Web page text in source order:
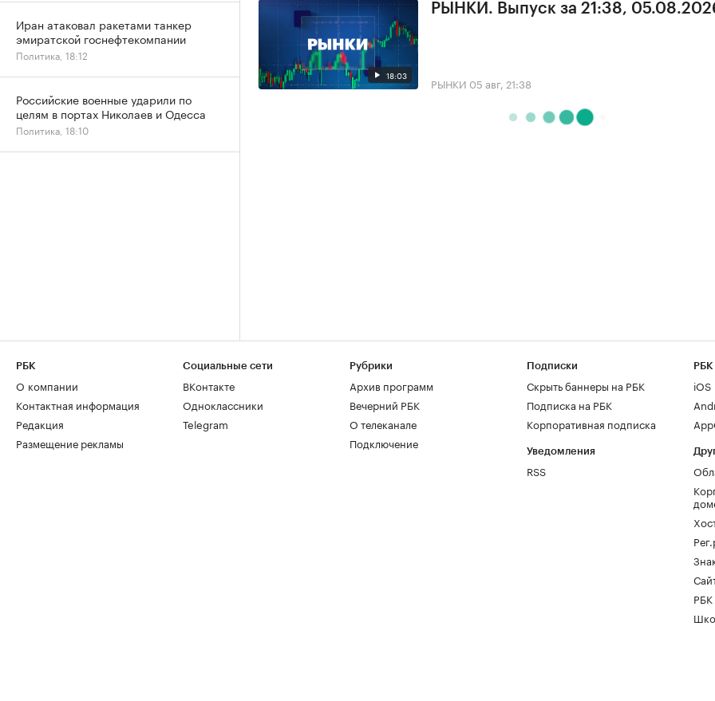
18:03
РЫНКИ. Выпуск за 21:38,
РЫНКИ 05 авг, 21:38
Иран атаковал ракетами танкер
эмиратской госнефтекомпании
Политика, 18:12
Российские военные ударили по
целям в портах Николаев и Одесса
Политика, 18:10
РБК
О компании
Контактная информация
Редакция
Размещение рекламы
Социальные сети
ВКонтакте
Одноклассники
Telegram
Рубрики
Архив программ
Вечерний РБК
О телеканале
Подключение
Подписки
Скрыть баннеры на РБК
Подписка на РБК
Корпоративная подписка
Уведомления
RSS
РБК
iOS